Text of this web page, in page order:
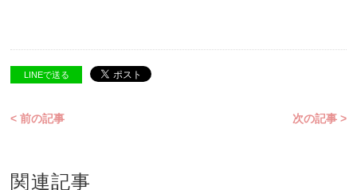
LINEで送る
< 前の記事 次の記事 >
関連記事